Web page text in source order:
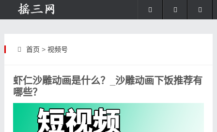
首页 > 视频号
虾仁沙雕动画是什么？_沙雕动画下饭推荐有
哪些？